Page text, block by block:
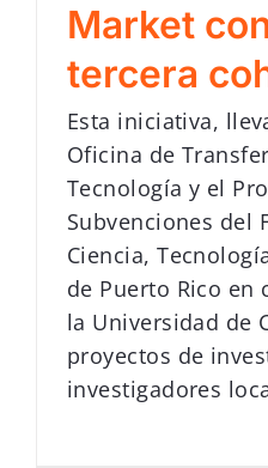
Market
tercera
Esta iniciativa,
Oficina de
Tecnología y el
Subvenciones del
Ciencia,
de Puerto Rico en
la Universidad de
proyectos de
investigadores